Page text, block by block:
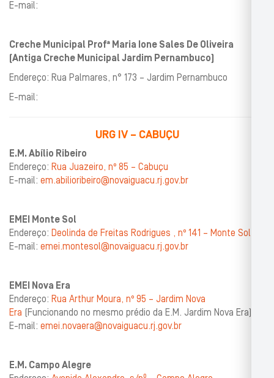
E-mail:
Creche Municipal Profª Maria Ione Sales De Oliveira
(Antiga Creche Municipal Jardim Pernambuco)
Endereço: Rua Palmares, n° 173 – Jardim Pernambuco
E-mail:
URG IV – CABUÇU
E.M. Abílio Ribeiro
Endereço: Rua Juazeiro, nº 85 – Cabuçu
E-mail: em.abilioribeiro@novaiguacu.rj.gov.br
EMEI Monte Sol
Endereço: Deolinda de Freitas Rodrigues , nº 141 – Monte Sol
E-mail: emei.montesol@novaiguacu.rj.gov.br
EMEI Nova Era
Endereço: Rua Arthur Moura, nº 95 – Jardim Nova
Era (Funcionando no mesmo prédio da E.M. Jardim Nova Era)
E-mail: emei.novaera@novaiguacu.rj.gov.br
E.M. Campo Alegre